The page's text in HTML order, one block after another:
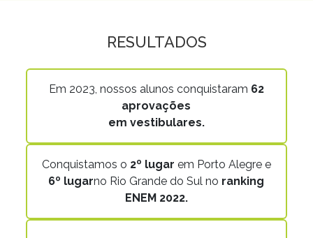
RESULTADOS
Em 2023, nossos alunos conquistaram 62
aprovações
em vestibulares.
Conquistamos o 2º lugar em Porto Alegre e
6º lugarno Rio Grande do Sul no ranking
ENEM 2022.